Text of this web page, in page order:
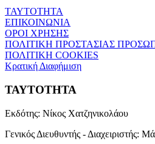
ΤΑΥΤΟΤΗΤΑ
ΕΠΙΚΟΙΝΩΝΙΑ
ΟΡΟΙ ΧΡΗΣΗΣ
ΠΟΛΙΤΙΚΗ ΠΡΟΣΤΑΣΙΑΣ
ΠΟΛΙΤΙΚΗ COOKIES
Κρατική Διαφήμιση
ΤΑΥΤΟΤΗΤΑ
Εκδότης: Νίκος Χατζηνικολάου
Γενικός Διευθυντής - Διαχειριστής: